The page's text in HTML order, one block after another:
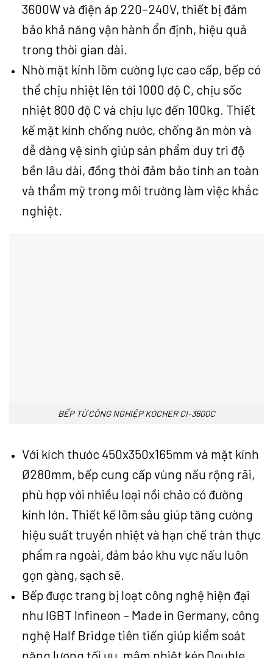
3600W và điện áp 220–240V, thiết bị đảm
bảo khả năng vận hành ổn định, hiệu quả
trong thời gian dài.
Nhờ mặt kính lõm cường lực cao cấp, bếp có
thể chịu nhiệt lên tới 1000 độ C, chịu sốc
nhiệt 800 độ C và chịu lực đến 100kg. Thiết
kế mặt kính chống nước, chống ăn mòn và
dễ dàng vệ sinh giúp sản phẩm duy trì độ
bền lâu dài, đồng thời đảm bảo tính an toàn
và thẩm mỹ trong môi trường làm việc khắc
nghiệt.
BẾP TỪ CÔNG NGHIỆP KOCHER CI-3600C
Với kích thước 450x350x165mm và mặt kính
Ø280mm, bếp cung cấp vùng nấu rộng rãi,
phù hợp với nhiều loại nồi chảo có đường
kính lớn. Thiết kế lõm sâu giúp tăng cường
hiệu suất truyền nhiệt và hạn chế tràn thực
phẩm ra ngoài, đảm bảo khu vực nấu luôn
gọn gàng, sạch sẽ.
Bếp được trang bị loạt công nghệ hiện đại
như IGBT Infineon – Made in Germany, công
nghệ Half Bridge tiên tiến giúp kiểm soát